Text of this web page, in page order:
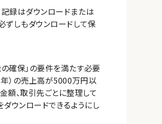
録はダウンロードまたは
ずしもダウンロードして保
確保」の要件を満たす必要
年）の売上高が5000万円以
額、取引先ごとに整理して
ウンロードできるようにし